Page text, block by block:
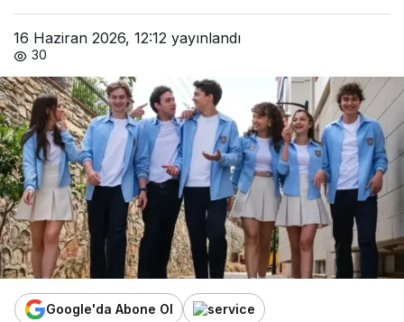
16 Haziran 2026, 12:12 yayınlandı
30
Google'da Abone Ol